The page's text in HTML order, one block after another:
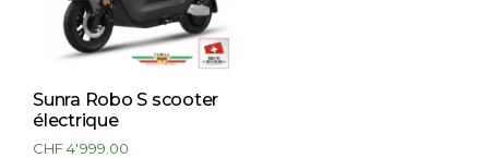
Sunra Robo S scooter
électrique
CHF4'999.00